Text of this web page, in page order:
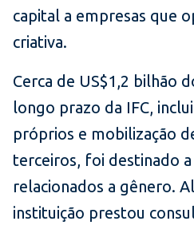
capital a empresas que
criativa.
Cerca de US$1,2 bilhão
longo prazo da IFC,
próprios e mobilização
terceiros, foi destinado
relacionados a gênero.
instituição prestou